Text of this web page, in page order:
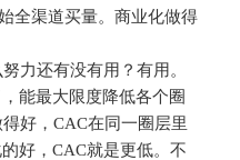
全渠道买量。商业化做得
力还有没有用？有用。
能最大限度降低各个圈
好，CAC在同一圈层里
好，CAC就是更低。不